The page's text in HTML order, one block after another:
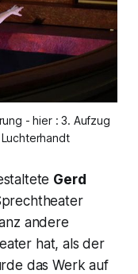
- hier : 3. Aufzug
Gerd
andere
hat, als der
das Werk auf